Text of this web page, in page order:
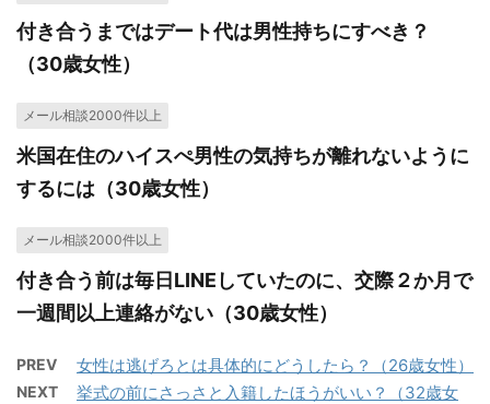
付き合うまではデート代は男性持ちにすべき？
（30歳女性）
メール相談2000件以上
米国在住のハイスぺ男性の気持ちが離れないように
するには（30歳女性）
メール相談2000件以上
付き合う前は毎日LINEしていたのに、交際２か月で
一週間以上連絡がない（30歳女性）
PREV 女性は逃げろとは具体的にどうしたら？（26歳女性）
NEXT
挙式の前にさっさと入籍したほうがいい？（32歳女